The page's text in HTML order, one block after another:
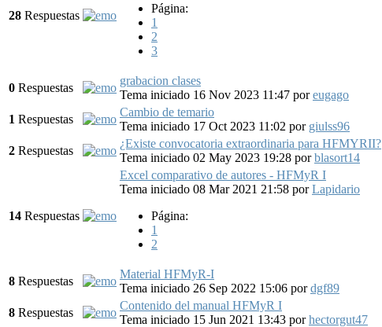
28 Respuestas
Página:
1
2
3
0 Respuestas
grabacion clases
Tema iniciado 16 Nov 2023 11:47 poreugago
1 Respuestas
Cambio de temario
Tema iniciado 17 Oct 2023 11:02 por giulss96
2 Respuestas
¿Existe convocatoria extraordinaria para HFMYRII?
Tema iniciado 02 May 2023 19:28 porblasort14
14 Respuestas
Excel comparativo de autores - HFMyR I
Tema iniciado 08 Mar 2021 21:58 porLapidario
Página:
1
2
8 Respuestas
Material HFMyR-I
Tema iniciado 26 Sep 2022 15:06 pordgf89
8 Respuestas
Contenido del manual HFMyR I
Tema iniciado 15 Jun 2021 13:43 porhectorgut47